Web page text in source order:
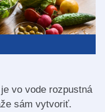
vo vode rozpustná
sám vytvoriť.